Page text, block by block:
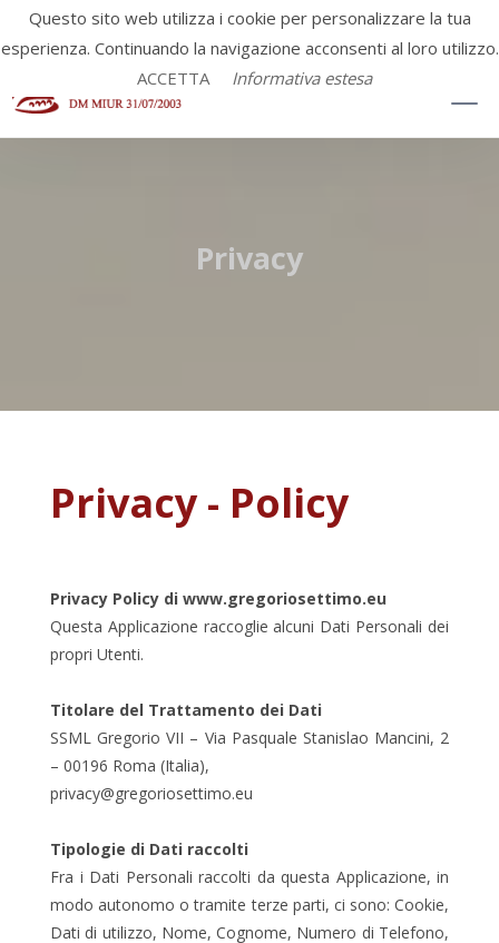
Questo sito web utilizza i cookie per personalizzare la tua
esperienza. Continuando la navigazione acconsenti al loro utilizzo.
ACCETTA
Informativa estesa
Privacy
Privacy - Policy
Privacy Policy di www.gregoriosettimo.eu
Questa Applicazione raccoglie alcuni Dati Personali dei
propri Utenti.
Titolare del Trattamento dei Dati
SSML Gregorio VII – Via Pasquale Stanislao Mancini, 2
– 00196 Roma (Italia),
privacy@gregoriosettimo.eu
Tipologie di Dati raccolti
Fra i Dati Personali raccolti da questa Applicazione, in
modo autonomo o tramite terze parti, ci sono: Cookie,
Dati di utilizzo, Nome, Cognome, Numero di Telefono,